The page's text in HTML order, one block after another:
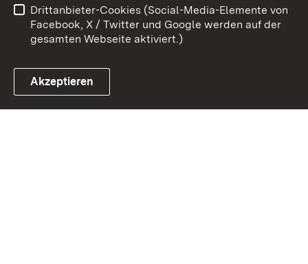
Link zum Landesportal
Impressum Cookies
Drittanbieter-Cookies (Social-Media-Elemente von
Facebook, X / Twitter und Google werden auf der
gesamten Webseite aktiviert.)
Akzeptieren